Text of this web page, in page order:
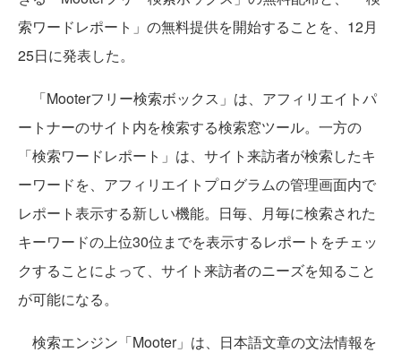
索ワードレポート」の無料提供を開始することを、12月
25日に発表した。
「Mooterフリー検索ボックス」は、アフィリエイトパ
ートナーのサイト内を検索する検索窓ツール。一方の
「検索ワードレポート」は、サイト来訪者が検索したキ
ーワードを、アフィリエイトプログラムの管理画面内で
レポート表示する新しい機能。日毎、月毎に検索された
キーワードの上位30位までを表示するレポートをチェッ
クすることによって、サイト来訪者のニーズを知ること
が可能になる。
検索エンジン「Mooter」は、日本語文章の文法情報を